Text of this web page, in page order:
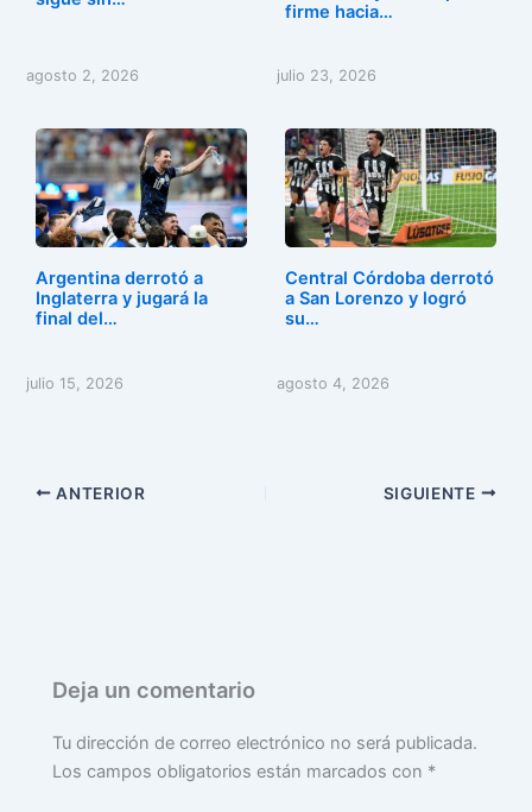
agosto 2, 2026
firme hacia…
julio 23, 2026
Argentina derrotó a
Inglaterra y jugará la
final del…
julio 15, 2026
Central Córdoba derrotó
a San Lorenzo y logró
su…
agosto 4, 2026
ANTERIOR SIGUIENTE
Deja un comentario
Tu dirección de correo electrónico no será publicada.
Los campos obligatorios están marcados con *